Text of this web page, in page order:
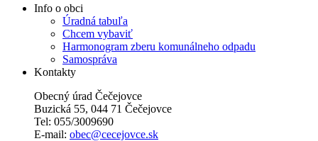
Info o obci
Úradná tabuľa
Chcem vybaviť
Harmonogram zberu komunálneho odpadu
Samospráva
Kontakty
Obecný úrad Čečejovce
Buzická 55, 044 71 Čečejovce
Tel: 055/3009690
E-mail: obec@cecejovce.sk